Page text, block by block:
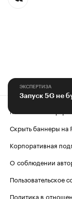
ЭКСПЕРТИЗА
Запуск 5G не
Контактная
Скрыть баннеры на
Корпоративная
О соблюдении
Пользовательское
Политика в